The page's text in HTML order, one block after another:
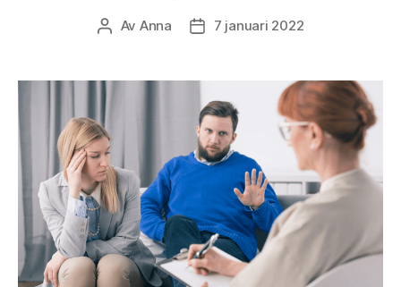
Inläggsförfattare
Av Anna Inläggsdatum
7 januari 2022